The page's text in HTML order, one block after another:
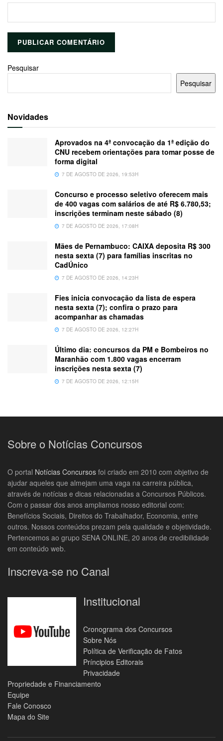
Pesquisar
Pesquisar
Novidades
Aprovados na 4ª convocação da 1ª edição do
CNU recebem orientações para tomar posse de
forma digital
7 DE AGOSTO DE 2026, 19:53H
Concurso e processo seletivo oferecem mais
de 400 vagas com salários de até R$ 6.780,53;
inscrições terminam neste sábado (8)
7 DE AGOSTO DE 2026, 17:08H
Mães de Pernambuco: CAIXA deposita R$ 300
nesta sexta (7) para famílias inscritas no
CadÚnico
7 DE AGOSTO DE 2026, 14:23H
Fies inicia convocação da lista de espera
nesta sexta (7); confira o prazo para
acompanhar as chamadas
7 DE AGOSTO DE 2026, 12:27H
Último dia: concursos da PM e Bombeiros no
Maranhão com 1.800 vagas encerram
inscrições nesta sexta (7)
7 DE AGOSTO DE 2026, 12:15H
Sobre o Notícias Concursos
O portal Notícias Concursos foi criado em 2010 com objetivo de
ajudar aqueles que almejam uma vaga na carreira pública,
através de notícias e dicas relacionadas a Concursos Públicos.
Com o passar dos anos ampliamos nosso editorial com:
Benefícios Sociais, Direitos do Trabalhador, Economia, entre
outros. Nossos conteúdos prezam pela qualidade e objetividade.
Pertencemos ao grupo SENA ONLINE, 20 anos de credibilidade
em conteúdo web.
Inscreva-se no Canal
Institucional
Cronograma dos Concursos
Sobre Nós
Política de Verificação de Fatos
Príncipios Editorais
Privacidade
Propriedade e Financiamento
Equipe
Fale Conosco
Mapa do Site